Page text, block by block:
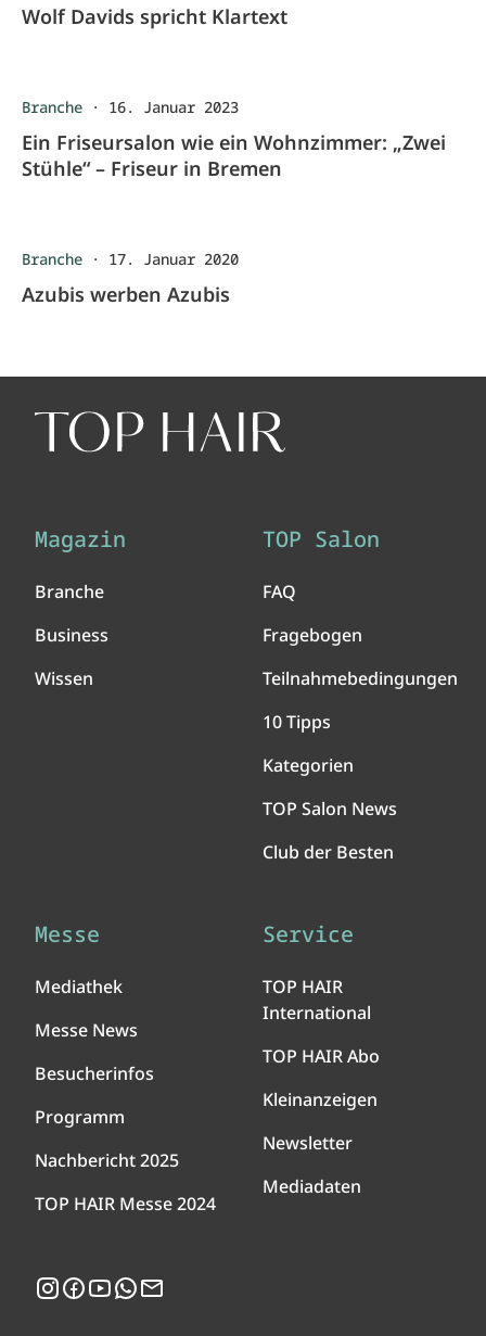
Wolf Davids spricht Klartext
Branche · 16. Januar 2023
Ein Friseursalon wie ein Wohnzimmer: „Zwei
Stühle“ – Friseur in Bremen
Branche · 17. Januar 2020
Azubis werben Azubis
Magazin
Branche
Business
Wissen
TOP Salon
FAQ
Fragebogen
Teilnahmebedingungen
10 Tipps
Kategorien
TOP Salon News
Club der Besten
Messe
Mediathek
Messe News
Besucherinfos
Programm
Nachbericht 2025
TOP HAIR Messe 2024
Service
TOP HAIR
International
TOP HAIR Abo
Kleinanzeigen
Newsletter
Mediadaten
Instagram
Facebook
YouTubeWhatsApp